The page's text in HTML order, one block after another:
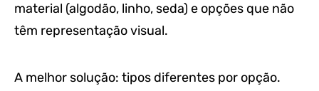
material (algodão, linho, seda) e opções que não
têm representação visual.
A melhor solução: tipos diferentes por opção.